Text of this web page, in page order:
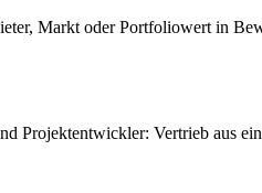
Markt oder Portfoliowert in
Projektentwickler: Vertrieb aus